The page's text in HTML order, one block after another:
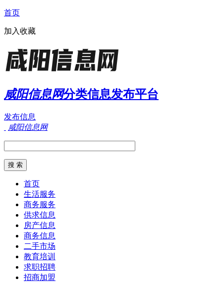
首页
加入收藏
咸阳信息网分类信息发布平台
发布信息
咸阳信息网
首页
生活服务
商务服务
供求信息
房产信息
商务信息
二手市场
教育培训
求职招聘
招商加盟